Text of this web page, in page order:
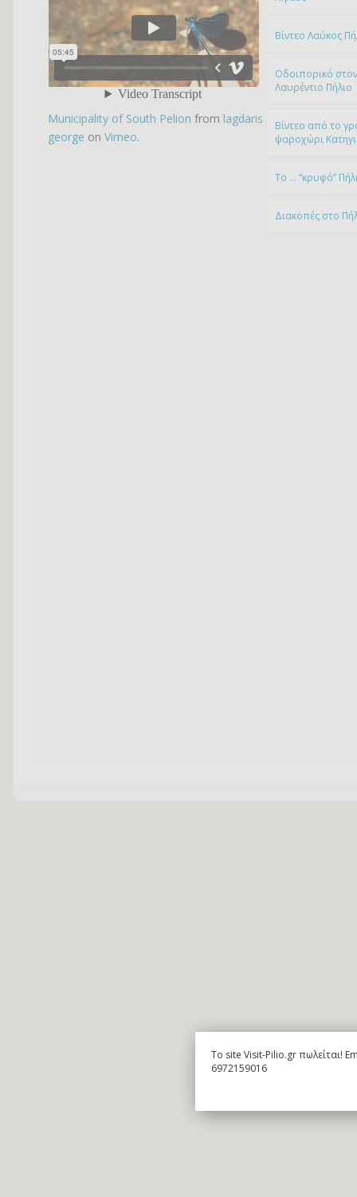
Municipality of South Pelion from lagdaris
george on Vimeo.
Βίντεο Λαύκος
Οδοιπορικό
Λαυρέντιο Πήλιο
Βίντεο από το
ψαροχώρι
To … “κρυφό”
Διακοπές στο
To site Visit-Pilio.gr πωλείται!
6972159016